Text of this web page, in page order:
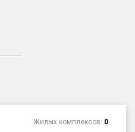
Жилых комплексов: 0